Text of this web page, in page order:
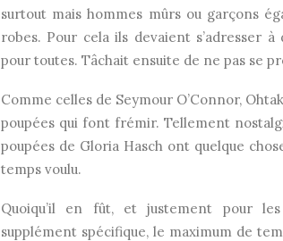
surtout mais hommes mûrs ou garçons
robes. Pour cela ils devaient s’adresser
pour toutes. Tâchait ensuite de ne pas se
Comme celles de Seymour O’Connor,
poupées qui font frémir. Tellement
poupées de Gloria Hasch ont quelque
temps voulu.
Quoiqu’il en fût, et justement pour
supplément spécifique, le maximum de